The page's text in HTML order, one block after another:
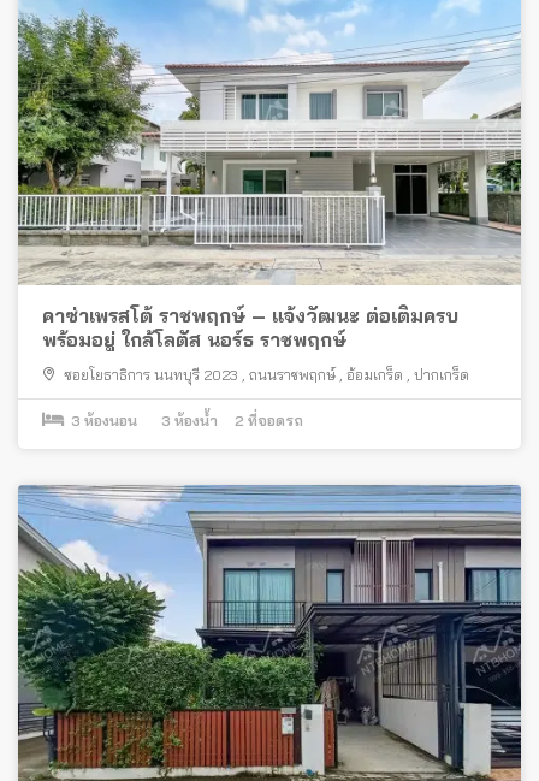
คาซ่าเพรสโต้ ราชพฤกษ์ – แจ้งวัฒนะ ต่อเติมครบ
พร้อมอยู่ ใกล้โลตัส นอร์ธ ราชพฤกษ์
ซอยโยธาธิการ นนทบุรี 2023 ถนนราชพฤกษ์ อ้อมเกร็ด ปากเกร็ด
3 ห้องนอน 3 ห้องน้ำ 2 ที่จอดรถ